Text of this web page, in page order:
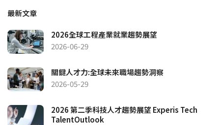
最新文章
2026全球工程產業就業趨勢展望
2026-06-29
關鍵人才力:全球未來職場趨勢洞察
2026-05-29
2026 第二季科技人才趨勢展望 Experis Tech
TalentOutlook